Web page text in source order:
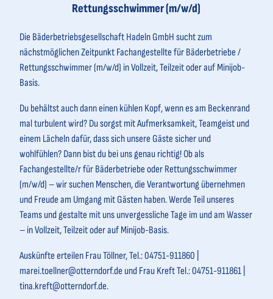
Rettungsschwimmer (m/w/d)
Die Bäderbetriebsgesellschaft Hadeln GmbH sucht zum
nächstmöglichen Zeitpunkt Fachangestellte für Bäderbetriebe /
Rettungsschwimmer (m/w/d) in Vollzeit, Teilzeit oder auf Minijob-
Basis.
Du behältst auch dann einen kühlen Kopf, wenn es am Beckenrand
mal turbulent wird? Du sorgst mit Aufmerksamkeit, Teamgeist und
einem Lächeln dafür, dass sich unsere Gäste sicher und
wohlfühlen? Dann bist du bei uns genau richtig! Ob als
Fachangestellte/r für Bäderbetriebe oder Rettungsschwimmer
(m/w/d) – wir suchen Menschen, die Verantwortung übernehmen
und Freude am Umgang mit Gästen haben. Werde Teil unseres
Teams und gestalte mit uns unvergessliche Tage im und am Wasser
– in Vollzeit, Teilzeit oder auf Minijob-Basis.
Auskünfte erteilen Frau Töllner, Tel.: 04751-911860 |
marei.toellner@otterndorf.de und Frau Kreft Tel.: 04751-911861 |
tina.kreft@otterndorf.de.